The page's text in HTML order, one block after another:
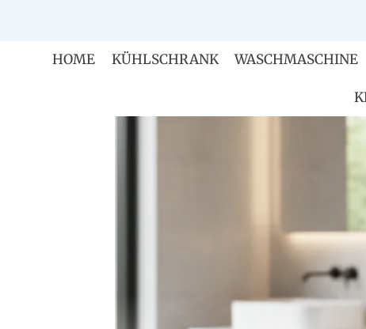
springenHOME KÜHLSCHRANK WASCHMASCHINE